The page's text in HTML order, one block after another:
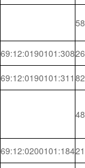
58
69:12:0190101:308
69:12:0190101:311
48
69:12:0200101:184